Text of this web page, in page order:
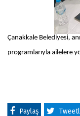
Çanakkale Belediyesi,
programlarıyla ailelere
Paylaş